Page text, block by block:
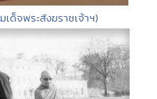
ด็จพระสังฆราชเจ้าฯ)